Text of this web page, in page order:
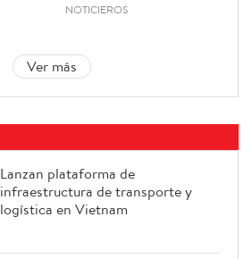
NOTICIEROS
Ver más
Lanzan plataforma de
infraestructura de transporte y
logística en Vietnam